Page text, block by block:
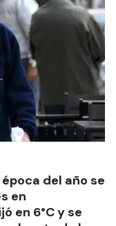
del año se
en
en 6°C y se